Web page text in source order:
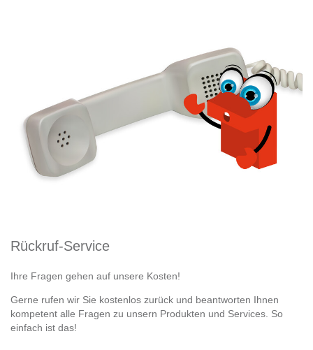
Rückruf-Service
Ihre Fragen gehen auf unsere Kosten!
Gerne rufen wir Sie kostenlos zurück und beantworten Ihnen
kompetent alle Fragen zu unsern Produkten und Services. So
einfach ist das!